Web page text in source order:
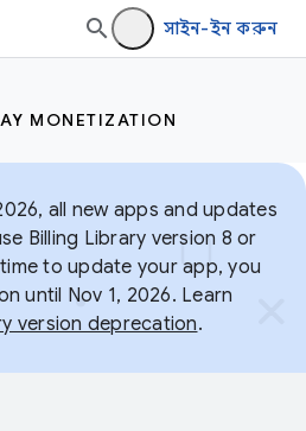
সাইন-ইন করুন
MONETIZATION
all new apps and updates
Billing Library version 8 or
to update your app, you
until Nov 1, 2026. Learn
version deprecation.